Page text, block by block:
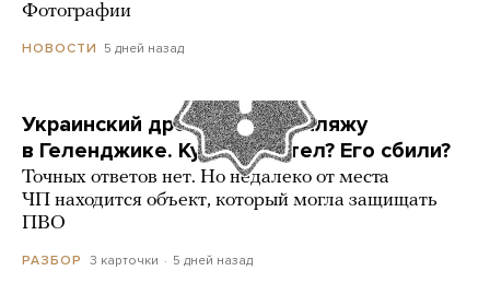
Фотографии
НОВОСТИ 5 дней назад
Украинский дрон попал по пляжу
в Геленджике. Куда он летел? Его сбили?
Точных ответов нет. Но недалеко от места
ЧП находится объект, который могла защищать
ПВО
РАЗБОР 3 карточки 5 дней назад